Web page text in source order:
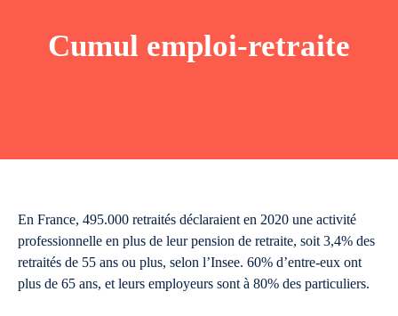
Cumul emploi-retraite
En France, 495.000 retraités déclaraient en 2020 une activité
professionnelle en plus de leur pension de retraite, soit 3,4% des
retraités de 55 ans ou plus, selon l’Insee. 60% d’entre-eux ont
plus de 65 ans, et leurs employeurs sont à 80% des particuliers.